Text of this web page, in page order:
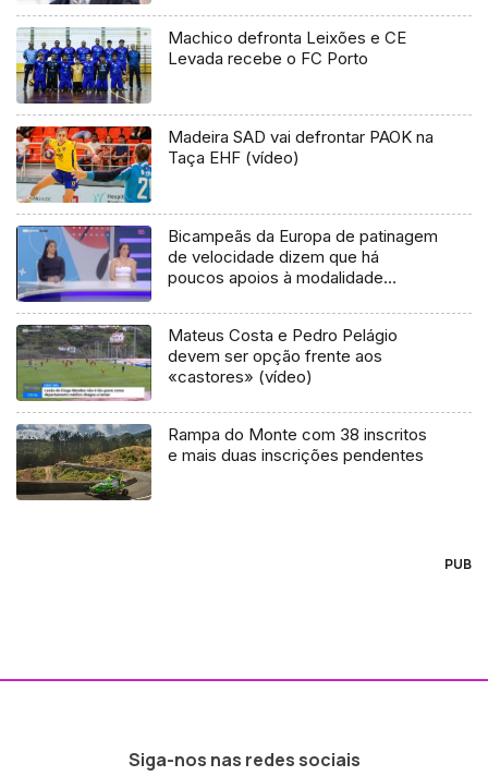
Machico defronta Leixões e CE
Levada recebe o FC Porto
Madeira SAD vai defrontar PAOK na
Taça EHF (vídeo)
Bicampeãs da Europa de patinagem
de velocidade dizem que há
poucos apoios à modalidade
Mateus Costa e Pedro Pelágio
devem ser opção frente aos
«castores» (vídeo)
Rampa do Monte com 38 inscritos
e mais duas inscrições pendentes
PUB
Siga-nos nas redes sociais